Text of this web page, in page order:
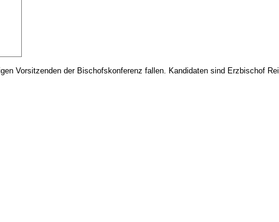
Vorsitzenden der Bischofskonferenz fallen. Kandidaten sind Erzbischof